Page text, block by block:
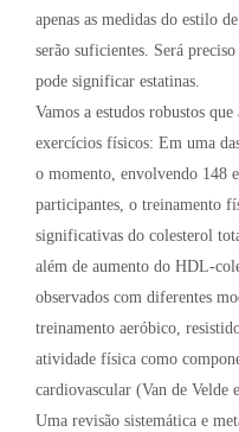
apenas as medidas do estilo
serão suficientes. Será
pode significar estatinas.
Vamos a estudos robustos
exercícios físicos: Em uma
o momento, envolvendo 148
participantes, o treinamento
significativas do colesterol
além de aumento do HDL-
observados com diferentes
treinamento aeróbico,
atividade física como
cardiovascular (Van de Velde
Uma revisão sistemática e